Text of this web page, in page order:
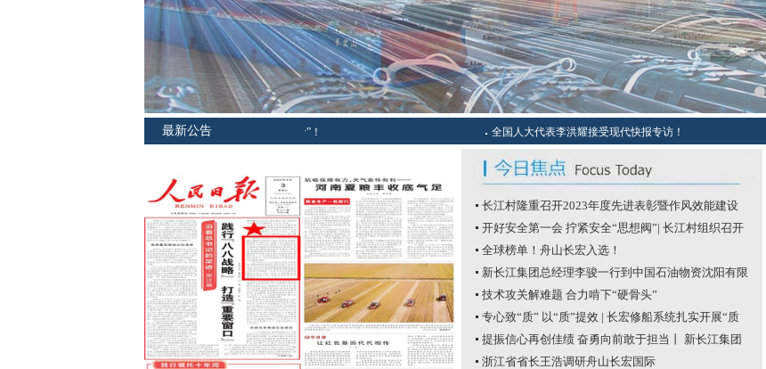
最新公告
全国两会现场传回“长江声音”！ 全国人大代表李洪耀接受现代快报专访！
长江村隆重召开2023年度先进表彰暨作风效能建设
大会
开好安全第一会 拧紧安全“思想阀”| 长江村组织召开
安全生产工作会
全球榜单！舟山长宏入选！
新长江集团总经理李骏一行到中国石油物资沈阳有限
公司业务交流
技术攻关解难题 合力啃下“硬骨头”
专心致“质” 以“质”提效 | 长宏修船系统扎实开展“质
量月”活动
提振信心再创佳绩 奋勇向前敢于担当丨 新长江集团
2023年半年度经济工作会议顺利召开
浙江省省长王浩调研舟山长宏国际